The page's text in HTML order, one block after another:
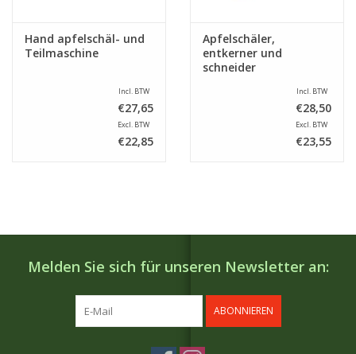
Hand apfelschäl- und
Teilmaschine
Incl. BTW
€27,65
Excl. BTW
€22,85
Apfelschäler,
entkerner und
schneider
Incl. BTW
€28,50
Excl. BTW
€23,55
Melden Sie sich für unseren Newsletter an:
ABONNIEREN